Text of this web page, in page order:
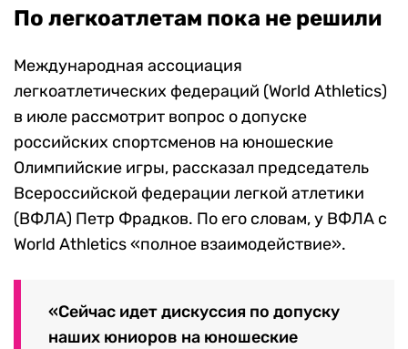
По легкоатлетам пока не решили
Международная ассоциация
легкоатлетических федераций (World Athletics)
в июле рассмотрит вопрос о допуске
российских спортсменов на юношеские
Олимпийские игры, рассказал председатель
Всероссийской федерации легкой атлетики
(ВФЛА) Петр Фрадков. По его словам, у ВФЛА с
World Athletics «полное взаимодействие».
«Сейчас идет дискуссия по допуску
наших юниоров на юношеские